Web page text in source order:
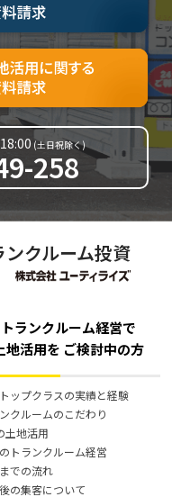
258
(土日祝除く)
258
ンクルーム投資
トランクルーム経営で
地活用を ご検討中の方
ップクラスの実績と経験
クルームのこだわり
土地活用
トランクルーム経営
での流れ
の集客について